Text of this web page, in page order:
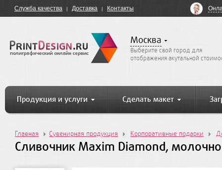
Служба качества Доставка Контакты
Москва
Выберите свой город для
отображения акутальной
Продукция и услуги Сделать макет
Главная Сувенирная продукция Корпоративные подарки
Сливочник Maxim Diamond,